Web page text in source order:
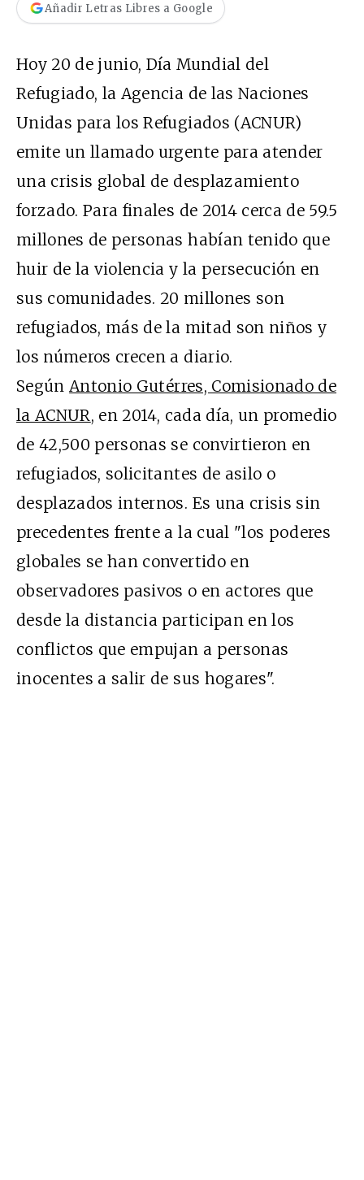
Añadir Letras Libres a Google
Hoy 20 de junio, Día Mundial del
Refugiado, la Agencia de las Naciones
Unidas para los Refugiados (ACNUR)
emite un llamado urgente para atender
una crisis global de desplazamiento
forzado. Para finales de 2014 cerca de 59.5
millones de personas habían tenido que
huir de la violencia y la persecución en
sus comunidades. 20 millones son
refugiados, más de la mitad son niños y
los números crecen a diario.
SegúnAntonio Gutérres, Comisionado de
la ACNUR, en 2014, cada día, un promedio
de 42,500 personas se convirtieron en
refugiados, solicitantes de asilo o
desplazados internos. Es una crisis sin
precedentes frente a la cual "los poderes
globales se han convertido en
observadores pasivos o en actores que
desde la distancia participan en los
conflictos que empujan a personas
inocentes a salir de sus hogares".